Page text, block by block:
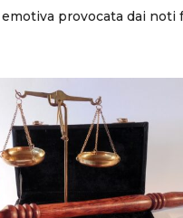
emotiva provocata dai noti